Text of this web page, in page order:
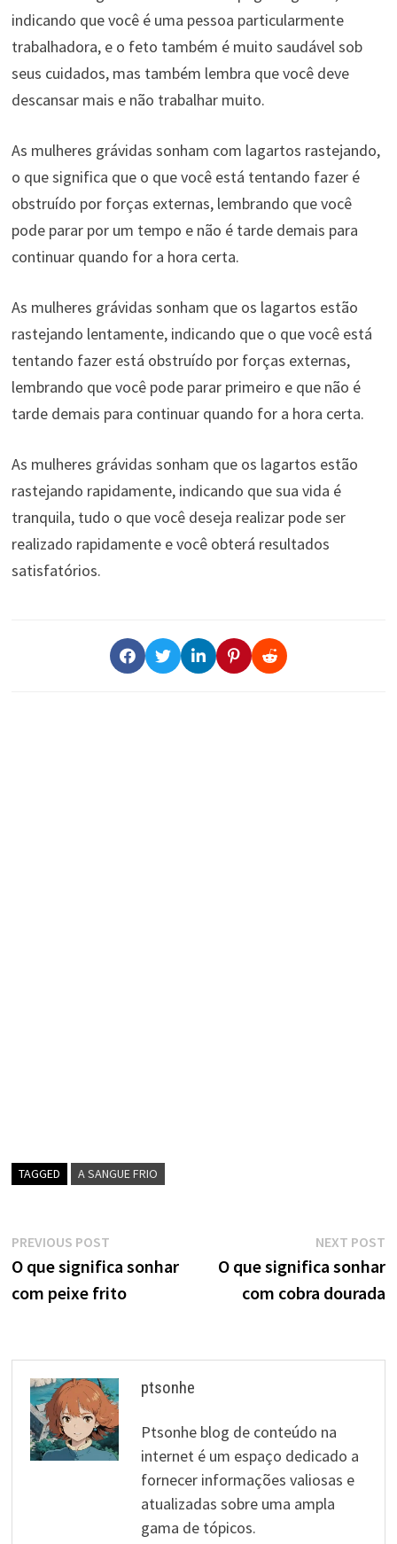
indicando que você é uma pessoa particularmente
trabalhadora, e o feto também é muito saudável sob
seus cuidados, mas também lembra que você deve
descansar mais e não trabalhar muito.
As mulheres grávidas sonham com lagartos rastejando,
o que significa que o que você está tentando fazer é
obstruído por forças externas, lembrando que você
pode parar por um tempo e não é tarde demais para
continuar quando for a hora certa.
As mulheres grávidas sonham que os lagartos estão
rastejando lentamente, indicando que o que você está
tentando fazer está obstruído por forças externas,
lembrando que você pode parar primeiro e que não é
tarde demais para continuar quando for a hora certa.
As mulheres grávidas sonham que os lagartos estão
rastejando rapidamente, indicando que sua vida é
tranquila, tudo o que você deseja realizar pode ser
realizado rapidamente e você obterá resultados
satisfatórios.
TAGGED A SANGUE FRIO
Navegação
de
artigos
PREVIOUS POSTPrevious
post:
O que significa sonhar
com peixe frito
NEXT POST
O que significa sonhar
com cobra dourada
ptsonhe
Ptsonhe blog de conteúdo na
internet é um espaço dedicado a
fornecer informações valiosas e
atualizadas sobre uma ampla
gama de tópicos.